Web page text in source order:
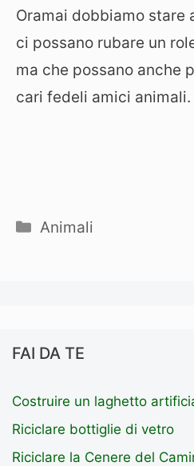
Oramai dobbiamo stare
ci possano rubare un
ma che possano anche
cari fedeli amici animali.
Categorie
Animali
FAI DA TE
Costruire un laghetto
Riciclare bottiglie di vetro
Riciclare la Cenere del